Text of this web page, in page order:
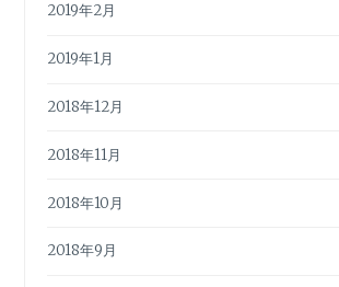
2019年2月
2019年1月
2018年12月
2018年11月
2018年10月
2018年9月